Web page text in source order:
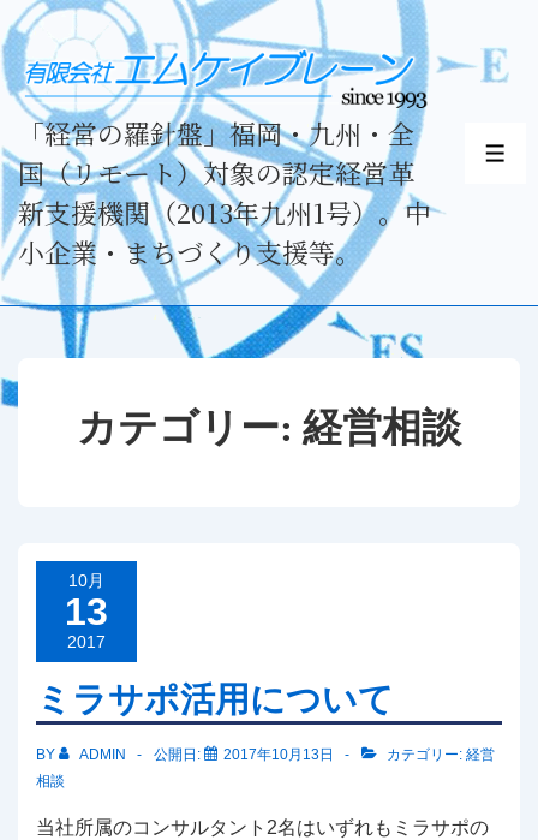
メ
イ
コ
テ
ン
ツ
キ
「経営の羅針盤」福岡・九州・全
国（リモート）対象の認定経営革
新支援機関（2013年九州1号）。中
小企業・まちづくり支援等。
メ
カテゴリー: 経営相談
10月
13
2017
ミラサポ活用について
BY ADMIN 公開日: 2017年10月13日 カテゴリー: 経営
相談
当社所属のコンサルタント2名はいずれもミラサポの